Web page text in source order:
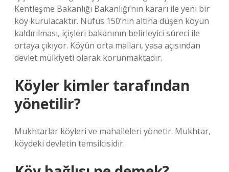
Kentleşme Bakanlığı Bakanlığı’nın kararı ile yeni bir
köy kurulacaktır. Nüfus 150’nin altına düşen köyün
kaldırılması, içişleri bakanının belirleyici süreci ile
ortaya çıkıyor. Köyün orta malları, yasa açısından
devlet mülkiyeti olarak korunmaktadır.
Köyler kimler tarafından
yönetilir?
Mukhtarlar köyleri ve mahalleleri yönetir. Mukhtar,
köydeki devletin temsilcisidir.